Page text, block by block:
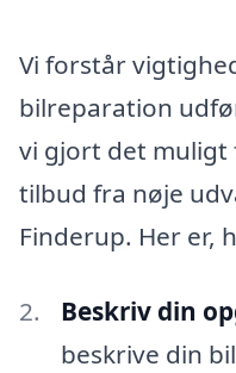
Vi forstår
bilreparation
vi gjort det
tilbud fra nøje
Finderup. Her er,
Beskriv din
beskrive din